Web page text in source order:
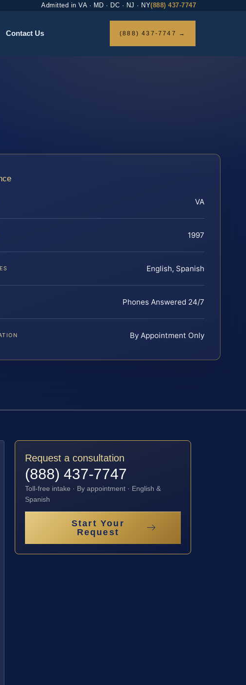
Admitted in VA · MD · DC · NJ · NY(888) 437-7747
Contact Us (888) 437-7747 →
VA
1997
English, Spanish
Phones Answered 24/7
By Appointment Only
Request a consultation
(888) 437-7747
Toll-free intake · By appointment · English &
Spanish
Start Your
Request